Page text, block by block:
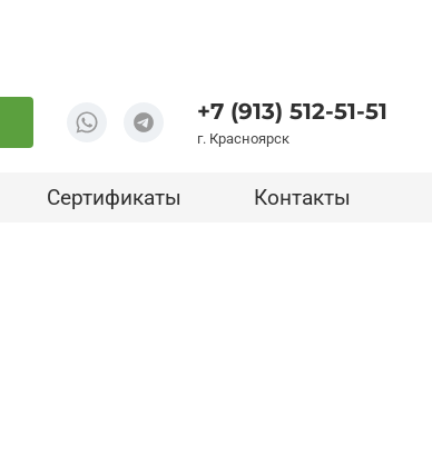
+7 (913) 512-51-51
г. Красноярск
Сертификаты Контакты